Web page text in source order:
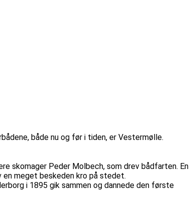
både nu og før i tiden, er Vestermølle.
skomager Peder Molbech, som drev bådfarten. En
en meget beskeden kro på stedet.
i 1895 gik sammen og dannede den første